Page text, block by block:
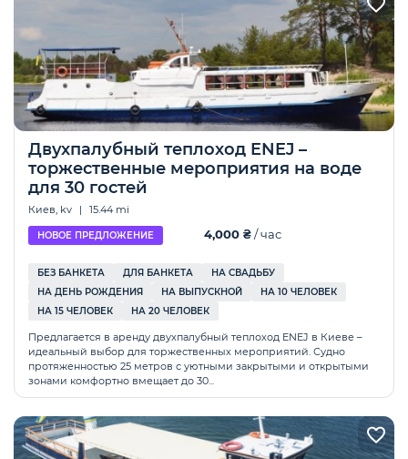
Двухпалубный теплоход ENEJ –
торжественные мероприятия на воде
для 30 гостей
Киев, kv | 15.44 mi
НОВОЕ ПРЕДЛОЖЕНИЕ 4,000 ₴/ час
БЕЗ БАНКЕТА ДЛЯ БАНКЕТА
НА СВАДЬБУ
НА ДЕНЬ РОЖДЕНИЯ
НА ВЫПУСКНОЙ
HА 10 ЧЕЛОВЕК
HА 15 ЧЕЛОВЕК
HА 20 ЧЕЛОВЕК
Предлагается в аренду двухпалубный теплоход ENEJ в Киеве –
идеальный выбор для торжественных мероприятий. Судно
протяженностью 25 метров с уютными закрытыми и открытыми
зонами комфортно вмещает до 30...